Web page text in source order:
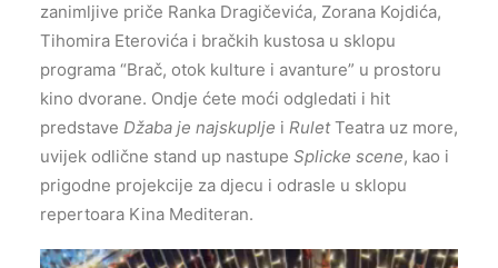
zanimljive priče Ranka Dragičevića, Zorana Kojdića,
Tihomira Eterovića i bračkih kustosa u sklopu
programa “Brač, otok kulture i avanture” u prostoru
kino dvorane. Ondje ćete moći odgledati i hit
predstave Džaba je najskuplje i RuletTeatra uz more,
uvijek odlične stand up nastupe Splicke scene, kao i
prigodne projekcije za djecu i odrasle u sklopu
repertoara Kina Mediteran.